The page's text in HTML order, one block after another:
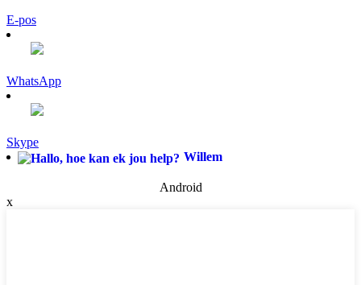
E-pos
WhatsApp
Skype
Willem
Android
x